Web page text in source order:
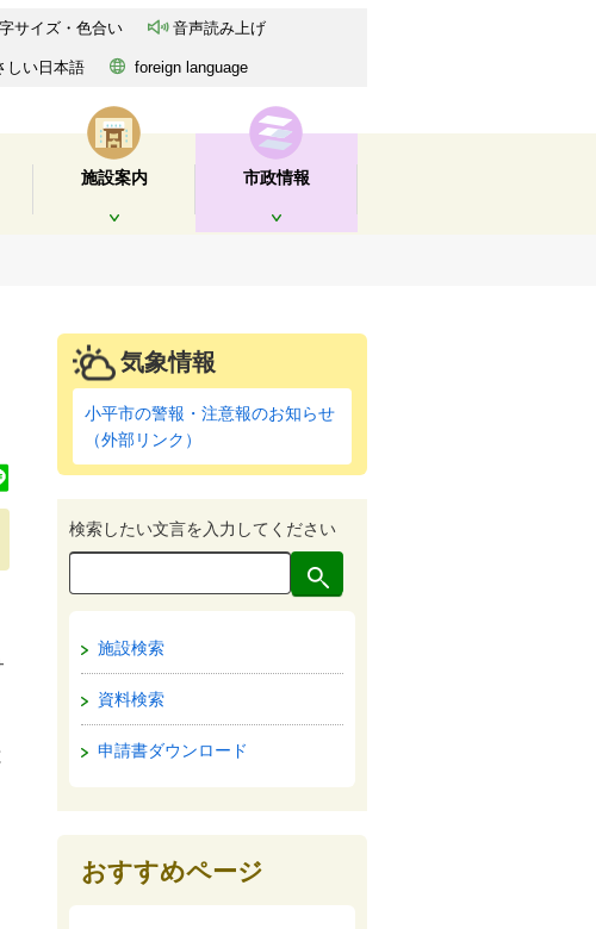
サイズ・色合い 音声読み上げ
しい日本語 foreign language
施設案内 市政情報
気象情報
小平市の警報・注意報のお知らせ
（外部リンク）
検索したい文言を入力してください
施設検索
資料検索
申請書ダウンロード
おすすめページ